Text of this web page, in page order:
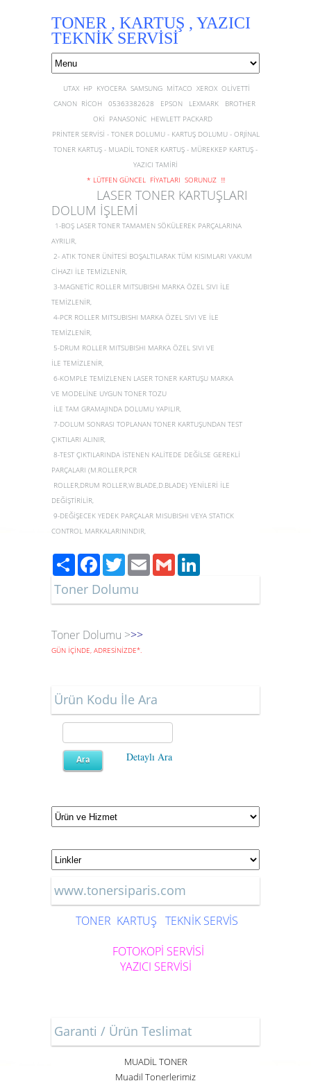
TONER , KARTUŞ , YAZICI
TEKNİK SERVİSİ
UTAX HP KYOCERA SAMSUNG MİTACO XEROX OLİVETTİ
CANON RİCOH 05363382628 EPSON LEXMARK BROTHER
OKİ PANASONİC HEWLETT PACKARD
PRİNTER SERVİSİ - TONER DOLUMU - KARTUŞ DOLUMU - ORJİNAL
TONER KARTUŞ - MUADİL TONER KARTUŞ - MÜREKKEP KARTUŞ -
YAZICI TAMİRİ
* LÜTFEN GÜNCEL FİYATLARI SORUNUZ !!!
LASER TONER KARTUŞLARI
DOLUM İŞLEMİ
1-BOŞ LASER TONER TAMAMEN SÖKÜLEREK PARÇALARINA
AYRILIR,
2- ATIK TONER ÜNİTESİ BOŞALTILARAK TÜM KISIMLARI VAKUM
CİHAZI İLE TEMİZLENİR,
3-MAGNETİC ROLLER MITSUBISHI MARKA ÖZEL SIVI İLE
TEMİZLENİR,
4-PCR ROLLER MITSUBISHI MARKA ÖZEL SIVI VE İLE
TEMİZLENİR,
5-DRUM ROLLER MITSUBISHI MARKA ÖZEL SIVI VE
İLE TEMİZLENİR,
6-KOMPLE TEMİZLENEN LASER TONER KARTUŞU MARKA
VE MODELİNE UYGUN TONER TOZU
İLE TAM GRAMAJINDA DOLUMU YAPILIR,
7-DOLUM SONRASI TOPLANAN TONER KARTUŞUNDAN TEST
ÇIKTILARI ALINIR,
8-TEST ÇIKTILARINDA İSTENEN KALİTEDE DEĞİLSE GEREKLİ
PARÇALARI (M.ROLLER,PCR
ROLLER,DRUM ROLLER,W.BLADE,D.BLADE) YENİLERİ İLE
DEĞİŞTİRİLİR,
9-DEĞİŞECEK YEDEK PARÇALAR MISUBISHI VEYA STATICK
CONTROL MARKALARININDIR,
PaylaşFacebook
TwitterEmailGmail
Toner Dolumu
Toner Dolumu >>>
GÜN İÇİNDE, ADRESİNİZDE*.
Ürün Kodu İle Ara
Detaylı Ara
www.tonersiparis.com
TONER KARTUŞ TEKNİK SERVİS
FOTOKOPİ SERVİSİ
YAZICI SERVİSİ
Garanti / Ürün Teslimat
MUADİL TONER
Muadil Tonerlerimiz